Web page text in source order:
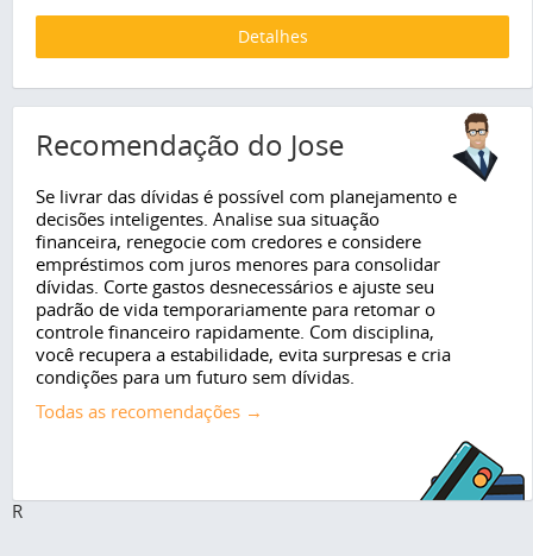
Detalhes
Recomendação do Jose
Se livrar das dívidas é possível com planejamento e
decisões inteligentes. Analise sua situação
financeira, renegocie com credores e considere
empréstimos com juros menores para consolidar
dívidas. Corte gastos desnecessários e ajuste seu
padrão de vida temporariamente para retomar o
controle financeiro rapidamente. Com disciplina,
você recupera a estabilidade, evita surpresas e cria
condições para um futuro sem dívidas.
Todas as recomendações →
R